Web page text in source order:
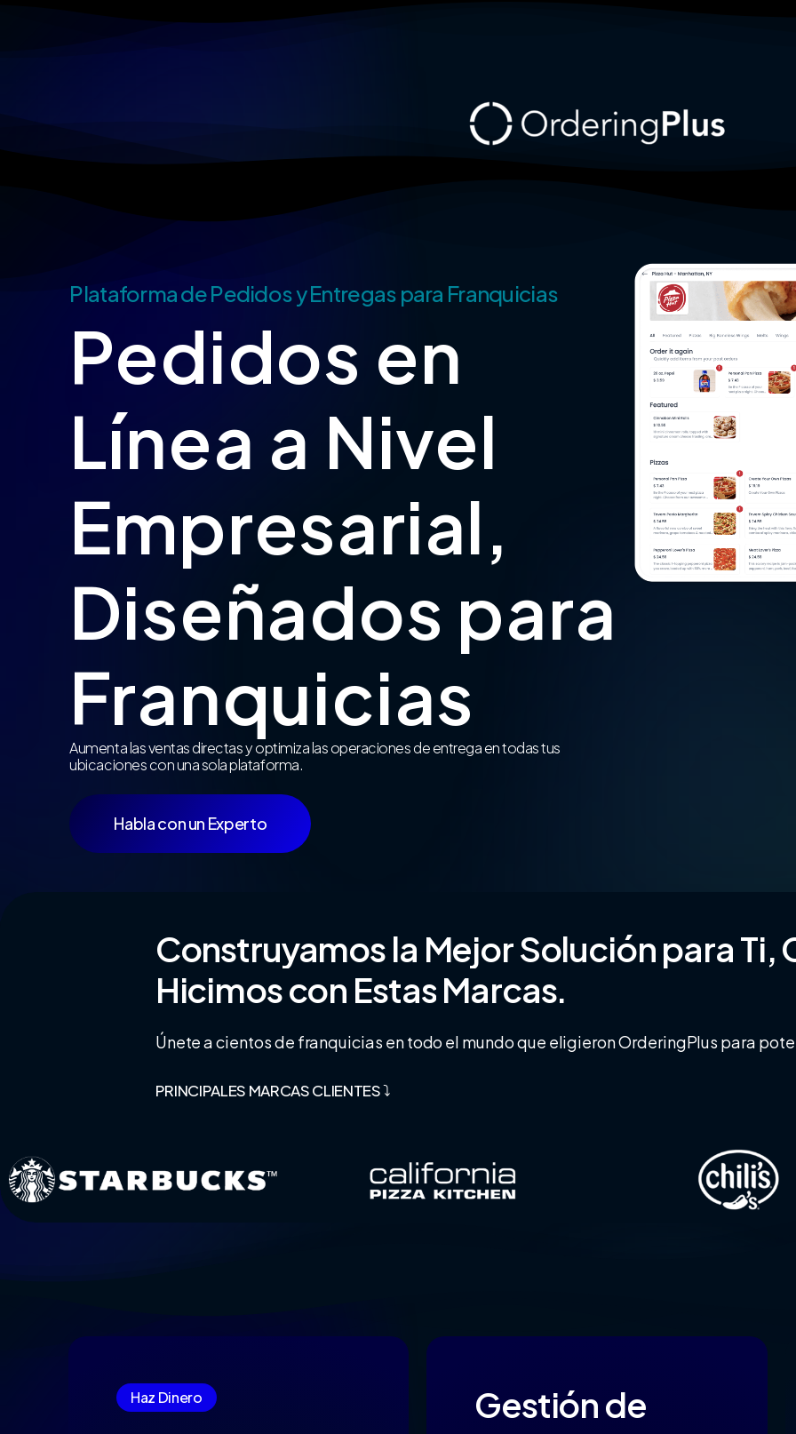
Plataforma de Pedidos y Entregas para Franquicias
Pedidos en
Línea a Nivel
Empresarial,
Diseñados para
Franquicias
Aumenta las ventas directas y optimiza las operaciones de entrega en todas tus
ubicaciones con una sola plataforma.
Habla con un Experto
Construyamosla MejorSoluciónparaTi,
Hicimoscon EstasMarcas.
Únete a cientos de franquicias en todo el mundo que eligieron OrderingPlus para
PRINCIPALES MARCAS CLIENTES ⤵
Haz Dinero Gestiónde